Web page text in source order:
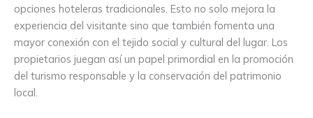
opciones hoteleras tradicionales. Esto no solo mejora la
experiencia del visitante sino que también fomenta una
mayor conexión con el tejido social y cultural del lugar. Los
propietarios juegan así un papel primordial en la promoción
del turismo responsable y la conservación del patrimonio
local.